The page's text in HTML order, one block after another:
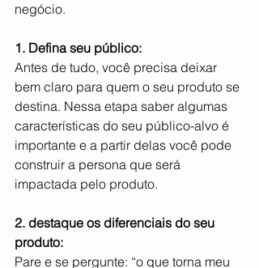
negócio.
1. Defina seu público:
Antes de tudo, você precisa deixar
bem claro para quem o seu produto se
destina. Nessa etapa saber algumas
características do seu público-alvo é
importante e a partir delas você pode
construir a persona que será
impactada pelo produto.
2. destaque os diferenciais do seu
produto:
Pare e se pergunte: “o que torna meu